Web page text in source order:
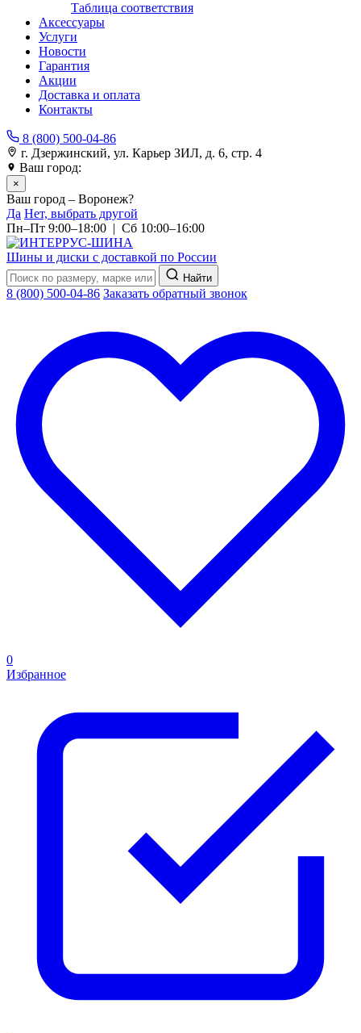
Таблица соответствия
Аксессуары
Услуги
Новости
Гарантия
Акции
Доставка и оплата
Контакты
8 (800) 500-04-86
г. Дзержинский, ул. Карьер ЗИЛ, д. 6, стр. 4
Ваш город:
×
Ваш город – Воронеж?
Да Нет, выбрать другой
Пн–Пт 9:00–18:00 | Сб 10:00–16:00
Шины и диски с доставкой по России
Найти
8 (800) 500-04-86 Заказать обратный звонок
0
Избранное